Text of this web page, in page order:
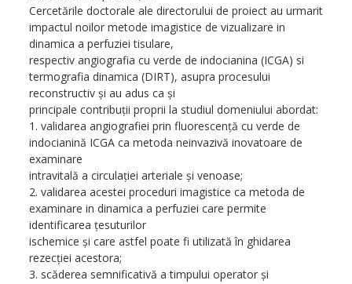
Cercetările doctorale ale directorului de proiect au urmarit
impactul noilor metode imagistice de vizualizare in
dinamica a perfuziei tisulare,
respectiv angiografia cu verde de indocianina (ICGA) si
termografia dinamica (DIRT), asupra procesului
reconstructiv şi au adus ca şi
principale contribuţii proprii la studiul domeniului abordat:
1. validarea angiografiei prin fluorescenţă cu verde de
indocianină ICGA ca metoda neinvazivă inovatoare de
examinare
intravitală a circulaţiei arteriale şi venoase;
2. validarea acestei proceduri imagistice ca metoda de
examinare in dinamica a perfuziei care permite
identificarea ţesuturilor
ischemice şi care astfel poate fi utilizată în ghidarea
rezecţiei acestora;
3. scăderea semnificativă a timpului operator şi